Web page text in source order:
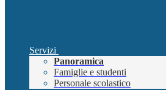
Servizi
Panoramica
Famiglie e studenti
Personale scolastico